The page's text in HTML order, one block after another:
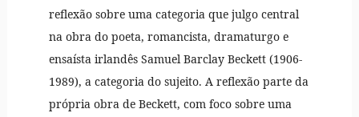
reflexão sobre uma categoria que julgo central
na obra do poeta, romancista, dramaturgo e
ensaísta irlandês Samuel Barclay Beckett (1906-
1989), a categoria do sujeito. A reflexão parte da
própria obra de Beckett, com foco sobre uma